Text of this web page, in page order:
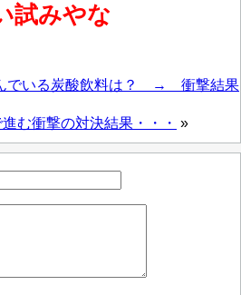
試みやな
んでいる炭酸飲料は？ → 衝撃結果
む衝撃の対決結果・・・ »